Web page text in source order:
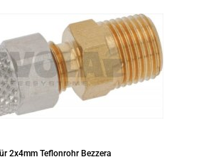
2x4mm Teflonrohr Bezzera